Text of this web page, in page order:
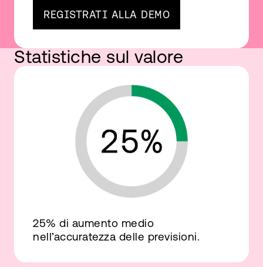
REGISTRATI ALLA DEMO
Statistiche sul valore
25% di aumento medio
nell’accuratezza delle previsioni.